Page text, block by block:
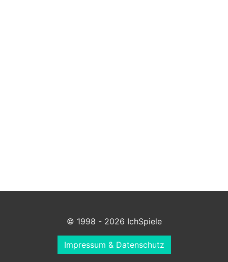
© 1998 - 2026 IchSpiele
Impressum & Datenschutz